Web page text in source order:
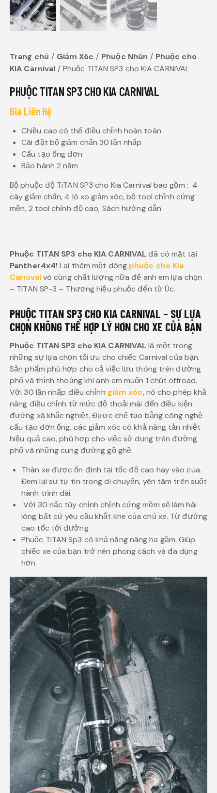
Trang chủ Giảm Xóc Phuộc Nhún
Phuộc cho
KIA Carnival
Phuộc TITAN SP3 cho KIA CARNIVAL
PHUỘC TITAN SP3 CHO KIA CARNIVAL
Giá Liên Hệ
Chiều cao có thể điều chỉnh hoàn toàn
Cài đặt bộ giảm chấn 30 lần nhấp
Cấu tạo ống đơn
Bảo hành 2 năm
Bộ phuộc độ TiTAN SP3 cho Kia Carnival bao gồm : 4
cây giảm chấn, 4 lò xo giảm xóc, bộ tool chỉnh cứng
mền, 2 tool chỉnh độ cao, Sách hướng dẫn
Phuộc TITAN SP3 cho KIA CARNIVAL đã có mặt tại
Panther4x4!Lại thêm một dòng phuộc cho Kia
Carnivalvô cùng chất lượng nữa để anh em lựa chọn
– TITAN SP-3 – Thương hiệu phuộc đến từ Úc.
PHUỘC TITAN SP3 CHO KIA CARNIVAL – SỰ LỰA
CHỌN KHÔNG THỂ HỢP LÝ HƠN CHO XE CỦA BẠN
Phuộc TITAN SP3 cho KIA CARNIVAL là một trong
những sự lựa chọn tối ưu cho chiếc Carnival của bạn.
Sản phẩm phù hợp cho cả việc lưu thông trên đường
phố và thỉnh thoảng khi anh em muốn 1 chút offroad.
Với 30 lần nhấp điều chỉnh giảm xóc, nó cho phép khả
năng điều chỉnh từ mức độ thoải mái đến điều kiện
đường xá khắc nghiệt. Được chế tạo bằng công nghệ
cấu tạo đơn ống, các giảm xóc có khả năng tản nhiệt
hiệu quả cao, phù hợp cho việc sử dụng trên đường
phố và những cung đường gồ ghề.
Thân xe được ổn định tại tốc độ cao hay vào cua.
Đem lại sự tự tin trong di chuyển, yên tâm trên suốt
hành trình dài.
Với 30 nấc tùy chỉnh chỉnh cứng mềm sẽ làm hài
lòng bất cứ yêu cầu khắt khe của chủ xe. Từ đường
cao tốc tới đường
Phuộc TiTAN Sp3 có khả năng nâng hạ gầm. Giúp
chiếc xe của bạn trở nên phong cách và đa dụng
hơn.